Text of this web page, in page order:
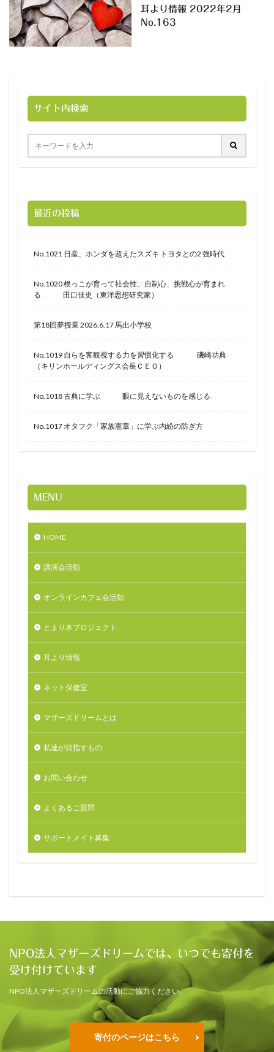
耳より情報 2022年2月
No.163
サイト内検索
最近の投稿
No.1021 日産、ホンダを超えたスズキ トヨタとの2 強時代
No.1020 根っこが育って社会性、自制心、挑戦心が育まれ
る 田口佳史（東洋思想研究家）
第18回夢授業 2026.6.17 馬出小学校
No.1019 自らを客観視する力を習慣化する 磯崎功典
（キリンホールディングス会長ＣＥＯ）
No.1018 古典に学ぶ 眼に見えないものを感じる
No.1017 オタフク「家族憲章」に学ぶ内紛の防ぎ方
MENU
HOME
講演会活動
オンラインカフェ会活動
とまり木プロジェクト
耳より情報
ネット保健室
マザーズドリームとは
私達が目指すもの
お問い合わせ
よくあるご質問
サポートメイト募集
NPO法人マザーズドリームでは、いつでも寄付を
受け付けています
NPO法人マザーズドリームの活動にご協力ください。
寄付のページはこちら